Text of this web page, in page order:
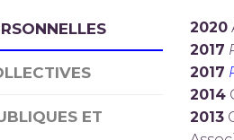
ET
2020
2017
2017
2014
2013